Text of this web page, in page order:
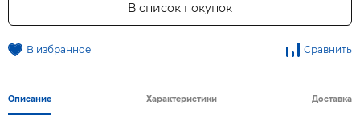
В список покупок
В избранное Сравнить
Описание Характеристики Доставка